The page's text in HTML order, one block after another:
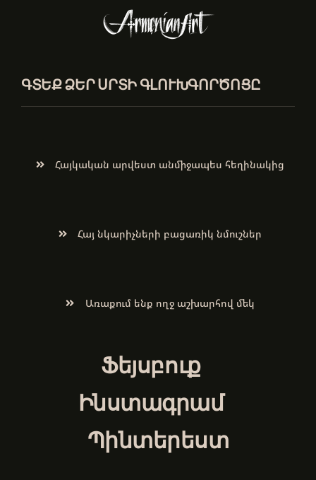
ԳՏԵՔ ՁԵՐ ՍՐՏԻ ԳԼՈՒԽԳՈՐԾՈՑԸ
Հայկական արվեստ անմիջապես հեղինակից
Հայ նկարիչների բացառիկ նմուշներ
Առաքում ենք ողջ աշխարհով մեկ
Ֆեյսբուք
Ինստագրամ
Պինտերեստ